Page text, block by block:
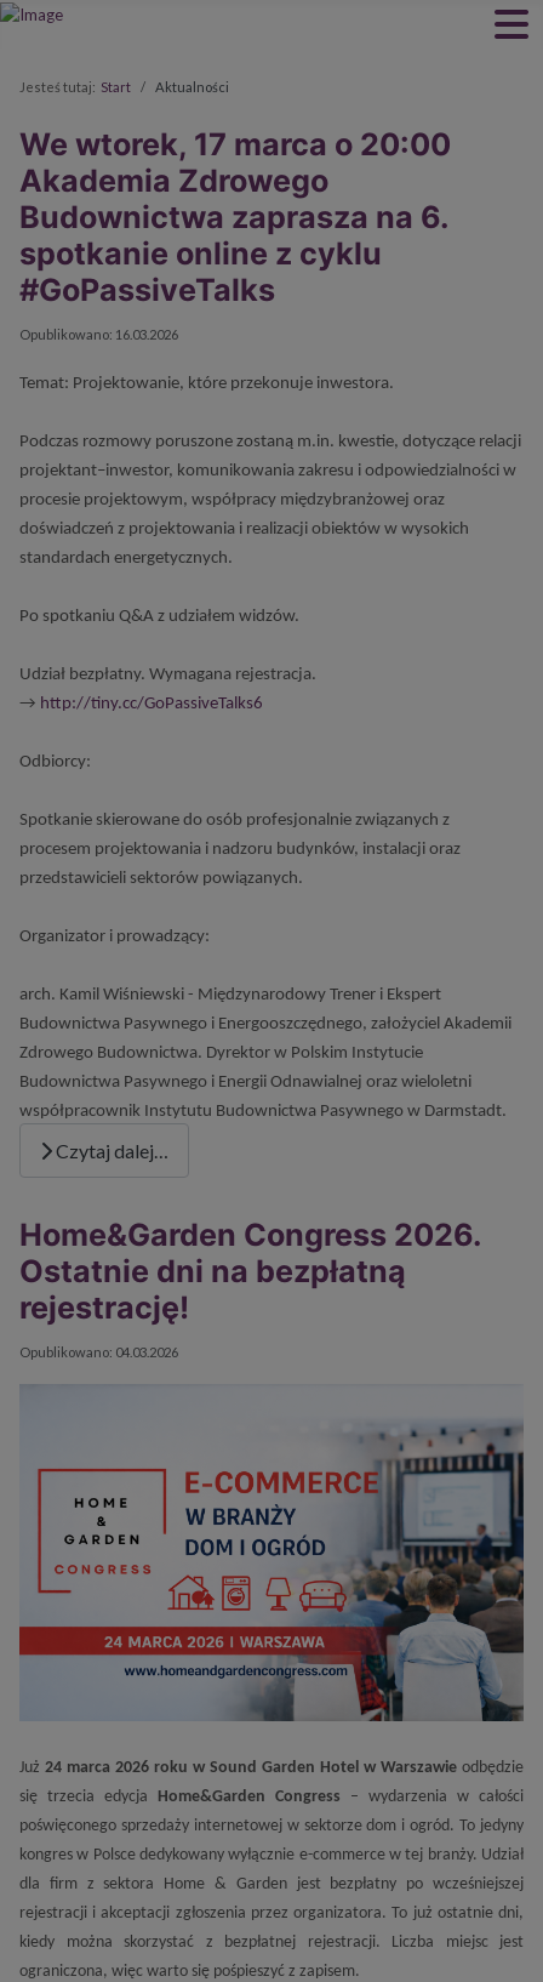
Jesteś tutaj: Start Aktualności
We wtorek, 17 marca o 20:00
Akademia Zdrowego
Budownictwa zaprasza na 6.
spotkanie online z cyklu
#GoPassiveTalks
Szczegóły
Opublikowano: 16.03.2026
Temat: Projektowanie, które przekonuje inwestora.
Podczas rozmowy poruszone zostaną m.in. kwestie, dotyczące relacji
projektant–inwestor, komunikowania zakresu i odpowiedzialności w
procesie projektowym, współpracy międzybranżowej oraz
doświadczeń z projektowania i realizacji obiektów w wysokich
standardach energetycznych.
Po spotkaniu Q&A z udziałem widzów.
Udział bezpłatny. Wymagana rejestracja.
→ http://tiny.cc/GoPassiveTalks6
Odbiorcy:
Spotkanie skierowane do osób profesjonalnie związanych z
procesem projektowania i nadzoru budynków, instalacji oraz
przedstawicieli sektorów powiązanych.
Organizator i prowadzący:
arch. Kamil Wiśniewski - Międzynarodowy Trener i Ekspert
Budownictwa Pasywnego i Energooszczędnego, założyciel Akademii
Zdrowego Budownictwa. Dyrektor w Polskim Instytucie
Budownictwa Pasywnego i Energii Odnawialnej oraz wieloletni
współpracownik Instytutu Budownictwa Pasywnego w Darmstadt.
Czytaj dalej…
Home&Garden Congress 2026.
Ostatnie dni na bezpłatną
rejestrację!
Szczegóły
Opublikowano: 04.03.2026
Już 24 marca 2026 roku w Sound Garden Hotel w Warszawie odbędzie
się trzecia edycja Home&Garden Congress – wydarzenia w całości
poświęconego sprzedaży internetowej w sektorze dom i ogród. To jedyny
kongres w Polsce dedykowany wyłącznie e-commerce w tej branży. Udział
dla firm z sektora Home & Garden jest bezpłatny po wcześniejszej
rejestracji i akceptacji zgłoszenia przez organizatora. To już ostatnie dni,
kiedy można skorzystać z bezpłatnej rejestracji. Liczba miejsc jest
ograniczona, więc warto się pośpieszyć z zapisem.